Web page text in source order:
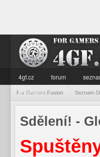
4gf.cz forum
informace
For Gamers Fusion Seznam
Sdělení! -